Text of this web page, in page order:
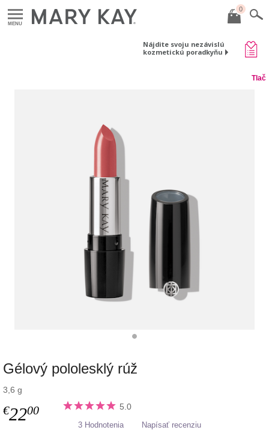
MENU
0
Nájdite svoju nezávislú
kozmetickú poradkyňu
Tlač
Gélový pololesklý rúž
3,6 g
€2200 5.0
3 Hodnotenia Napísať recenziu